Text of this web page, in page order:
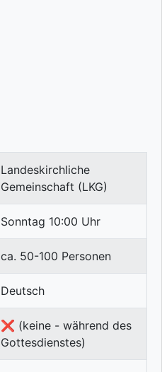
Landeskirchliche
Gemeinschaft (LKG)
Sonntag 10:00 Uhr
ca. 50-100 Personen
Deutsch
❌ (keine - während des
Gottesdienstes)